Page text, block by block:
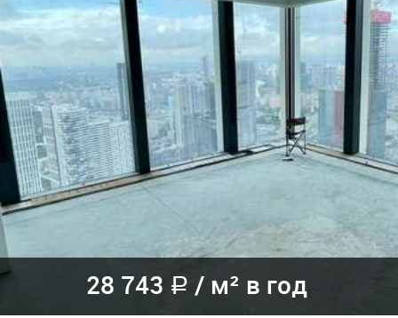
28 743 a / м² в год